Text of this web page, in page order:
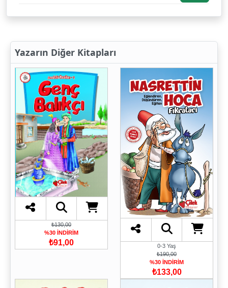
Yazarın Diğer Kitapları
₺130,00
%30 İNDİRİM
₺91,00
0-3 Yaş
₺190,00
%30 İNDİRİM
₺133,00